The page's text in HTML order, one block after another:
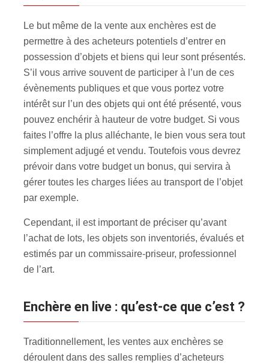
Le but même de la vente aux enchères est de
permettre à des acheteurs potentiels d’entrer en
possession d’objets et biens qui leur sont présentés.
S’il vous arrive souvent de participer à l’un de ces
évènements publiques et que vous portez votre
intérêt sur l’un des objets qui ont été présenté, vous
pouvez enchérir à hauteur de votre budget. Si vous
faites l’offre la plus alléchante, le bien vous sera tout
simplement adjugé et vendu. Toutefois vous devrez
prévoir dans votre budget un bonus, qui servira à
gérer toutes les charges liées au transport de l’objet
par exemple.
Cependant, il est important de préciser qu’avant
l’achat de lots, les objets son inventoriés, évalués et
estimés par un commissaire-priseur, professionnel
de l’art.
Enchère en live : qu’est-ce que c’est ?
Traditionnellement, les ventes aux enchères se
déroulent dans des salles remplies d’acheteurs